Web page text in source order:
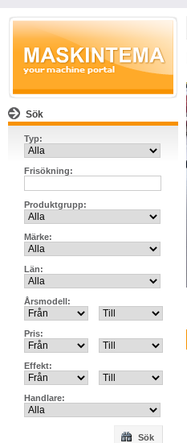
Sök
Typ:
Frisökning:
Produktgrupp:
Märke:
Län:
Årsmodell:
Pris:
Effekt:
Handlare:
Sök